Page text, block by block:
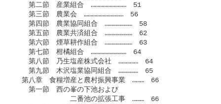
第二節　産業組合　………………………　51
第三節　農業会　…………………………　56
第四節　農業協同組合　…………………　58
第五節　農業共済組合　…………………　62
第六節　煙草耕作組合　…………………　63
第七節　柑橘組合　………………………　64
第八節　乃生塩産株式会社　……………　64
第九節　木沢塩業協同組合　……………　65
第八章　食糧増産と農村振興事業　………　66
第一節　西の峯の下池および
二番池の拡張工事　………　66